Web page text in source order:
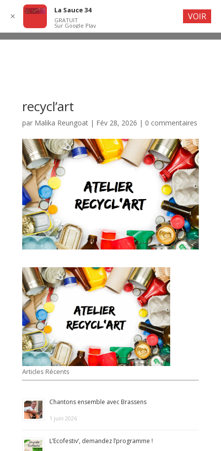
recycl’art
par Malika Reungoat| Fév 28, 2026 | 0 commentaires
Articles Récents
Chantons ensemble avec Brassens
1 juin 2026
L’Ecofestiv’, demandez l’programme !
✕
La Sauce 34
GRATUIT
Sur Google Play
VOIR